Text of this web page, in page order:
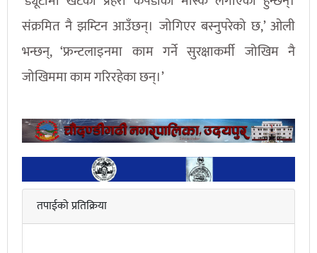
संक्रमित नै झम्टिन आउँछन्। जोगिएर बस्नुपरेको छ,’ ओली
भन्छन्, ‘फ्रन्टलाइनमा काम गर्ने सुरक्षाकर्मी जोखिम नै
जोखिममा काम गरिरहेका छन्।’
तपाईको प्रतिक्रिया